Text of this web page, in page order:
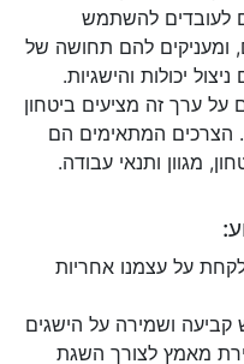
לעובדים להשתמש
ומעניקים להם תחושה של
יכולות והישגיות.
על ערך זה מציעים ביטחון
הצרכים המתאימים הם
מגוון ותנאי עבודה.
על עצמנו אחריות
קביעה ושמירה על הישגים
מאמץ לצורך השגת